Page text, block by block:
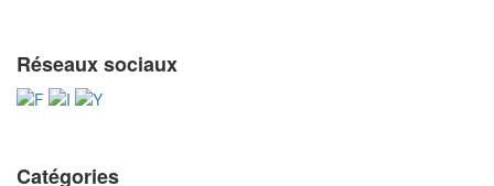
Réseaux sociaux
Catégories